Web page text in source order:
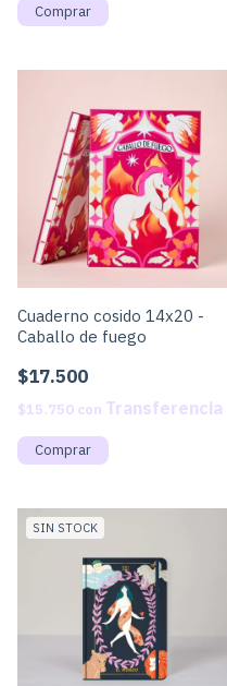
Cuaderno cosido 14x20 -
Caballo de fuego
$17.500
$15.750 con
SIN STOCK